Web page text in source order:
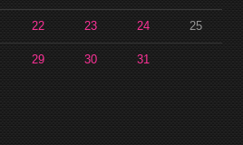
22 23 24 25
29 30 31